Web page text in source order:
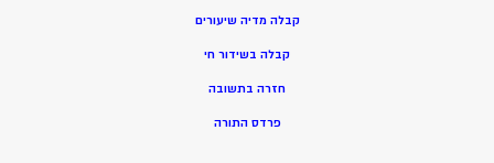
קבלה מדיה שיעורים
קבלה בשידור חי
חזרה בתשובה
פרדס התורה